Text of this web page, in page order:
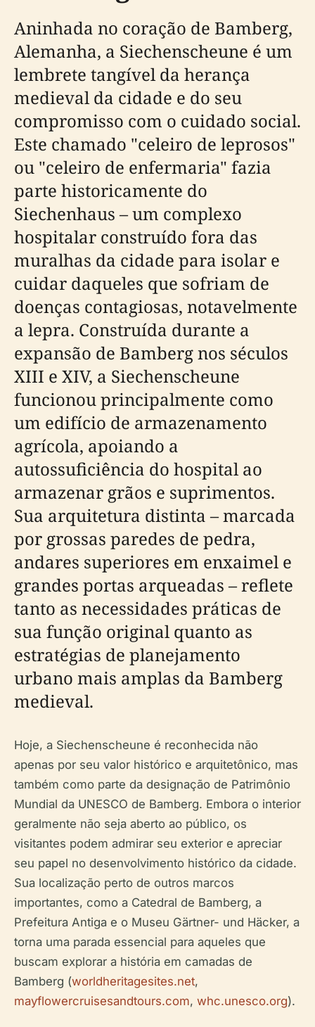
Aninhada no coração de Bamberg,
Alemanha, a Siechenscheune é um
lembrete tangível da herança
medieval da cidade e do seu
compromisso com o cuidado social.
Este chamado "celeiro de leprosos"
ou "celeiro de enfermaria" fazia
parte historicamente do
Siechenhaus – um complexo
hospitalar construído fora das
muralhas da cidade para isolar e
cuidar daqueles que sofriam de
doenças contagiosas, notavelmente
a lepra. Construída durante a
expansão de Bamberg nos séculos
XIII e XIV, a Siechenscheune
funcionou principalmente como
um edifício de armazenamento
agrícola, apoiando a
autossuficiência do hospital ao
armazenar grãos e suprimentos.
Sua arquitetura distinta – marcada
por grossas paredes de pedra,
andares superiores em enxaimel e
grandes portas arqueadas – reflete
tanto as necessidades práticas de
sua função original quanto as
estratégias de planejamento
urbano mais amplas da Bamberg
medieval.
Hoje, a Siechenscheune é reconhecida não
apenas por seu valor histórico e arquitetônico, mas
também como parte da designação de Patrimônio
Mundial da UNESCO de Bamberg. Embora o interior
geralmente não seja aberto ao público, os
visitantes podem admirar seu exterior e apreciar
seu papel no desenvolvimento histórico da cidade.
Sua localização perto de outros marcos
importantes, como a Catedral de Bamberg, a
Prefeitura Antiga e o Museu Gärtner- und Häcker, a
torna uma parada essencial para aqueles que
buscam explorar a história em camadas de
Bamberg (worldheritagesites.net,
mayflowercruisesandtours.com, whc.unesco.org).